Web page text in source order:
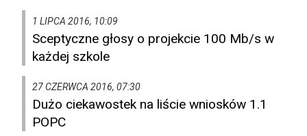
1 LIPCA 2016, 10:09
Sceptyczne głosy o projekcie 100 Mb/s w
każdej szkole
27 CZERWCA 2016, 07:30
Dużo ciekawostek na liście wniosków 1.1
POPC